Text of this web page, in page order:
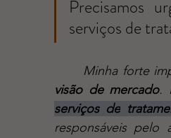
Precisamos
serviços de
Minha forte
visão de mercado.
serviços de
responsáveis pelo